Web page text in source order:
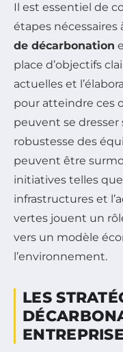
Il est essentiel de
étapes nécessaires
de décarbonation
place d’objectifs
actuelles et
pour atteindre ces
peuvent se dresser
robustesse des
peuvent être
initiatives telles
infrastructures et
vertes jouent un
vers un modèle
l’environnement.
LES